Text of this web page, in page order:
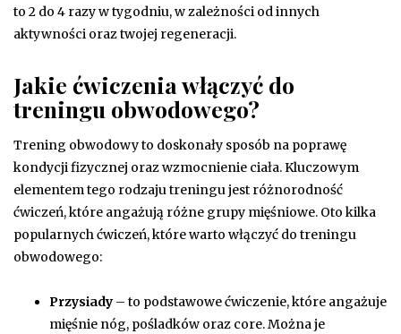
to 2 do 4 razy w tygodniu, w zależności od innych
aktywności oraz twojej regeneracji.
Jakie ćwiczenia włączyć do
treningu obwodowego?
Trening obwodowy to doskonały sposób na poprawę
kondycji fizycznej oraz wzmocnienie ciała. Kluczowym
elementem tego rodzaju treningu jest różnorodność
ćwiczeń, które angażują różne grupy mięśniowe. Oto kilka
popularnych ćwiczeń, które warto włączyć do treningu
obwodowego:
Przysiady – to podstawowe ćwiczenie, które angażuje
mięśnie nóg, pośladków oraz core. Można je